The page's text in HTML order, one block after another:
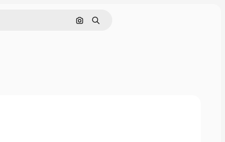
Cerca per immagine
Ricerca